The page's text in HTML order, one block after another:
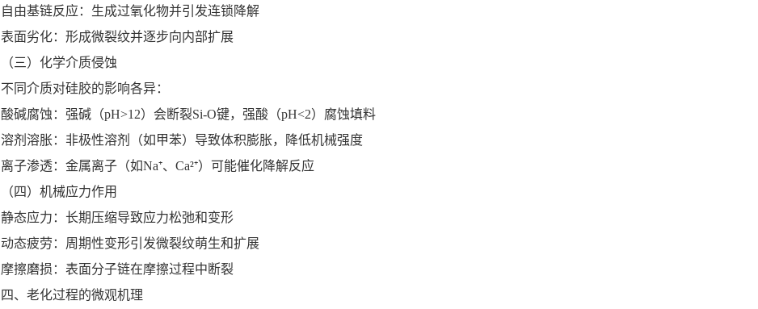
自由基链反应：生成过氧化物并引发连锁降解
表面劣化：形成微裂纹并逐步向内部扩展
（三）化学介质侵蚀
不同介质对硅胶的影响各异：
酸碱腐蚀：强碱（pH>12）会断裂Si-O键，强酸（pH<2）腐蚀填料
溶剂溶胀：非极性溶剂（如甲苯）导致体积膨胀，降低机械强度
离子渗透：金属离子（如Na⁺、Ca²⁺）可能催化降解反应
（四）机械应力作用
静态应力：长期压缩导致应力松弛和变形
动态疲劳：周期性变形引发微裂纹萌生和扩展
摩擦磨损：表面分子链在摩擦过程中断裂
四、老化过程的微观机理